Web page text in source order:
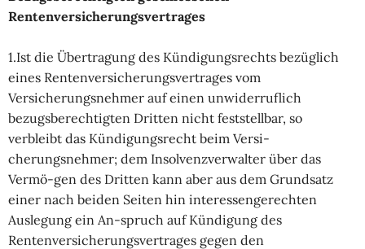
Rentenversicherungsvertrages
1.Ist die Übertragung des Kündigungsrechts bezüglich
eines Rentenversicherungsvertrages vom
Versicherungsnehmer auf einen unwiderruflich
bezugsberechtigten Dritten nicht feststellbar, so
verbleibt das Kündigungsrecht beim Versi-
cherungsnehmer; dem Insolvenzverwalter über das
Vermö-gen des Dritten kann aber aus dem Grundsatz
einer nach beiden Seiten hin interessengerechten
Auslegung ein An-spruch auf Kündigung des
Rentenversicherungsvertrages gegen den